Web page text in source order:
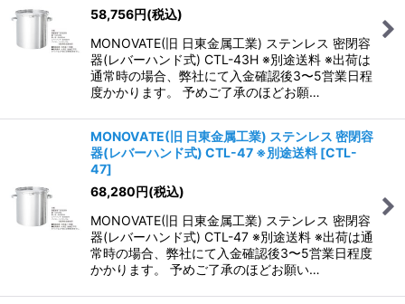
58,756円(税込)
MONOVATE(旧 日東金属工業) ステンレス 密閉容
器(レバーハンド式) CTL-43H ※別途送料 ※出荷は
通常時の場合、弊社にて入金確認後3〜5営業日程
度かかります。 予めご了承のほどお願…
MONOVATE(旧 日東金属工業) ステンレス 密閉容
器(レバーハンド式) CTL-47 ※別途送料 [CTL-
47]
68,280円(税込)
MONOVATE(旧 日東金属工業) ステンレス 密閉容
器(レバーハンド式) CTL-47 ※別途送料 ※出荷は通
常時の場合、弊社にて入金確認後3〜5営業日程度
かかります。 予めご了承のほどお願い…